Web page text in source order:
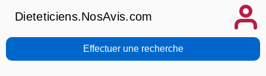
Dieteticiens.NosAvis.com
Effectuer une recherche